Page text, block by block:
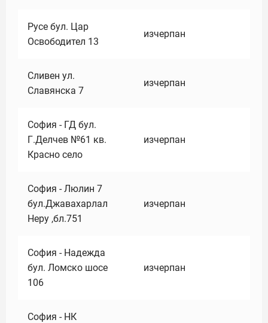
Русе бул. Цар
Освободител 13
изчерпан
Сливен ул.
Славянска 7
изчерпан
София - ГД бул.
Г.Делчев №61 кв.
Красно село
изчерпан
София - Люлин 7
бул.Джавахарлал
Неру ,бл.751
изчерпан
София - Надежда
бул. Ломско шосе
106
изчерпан
София - НК